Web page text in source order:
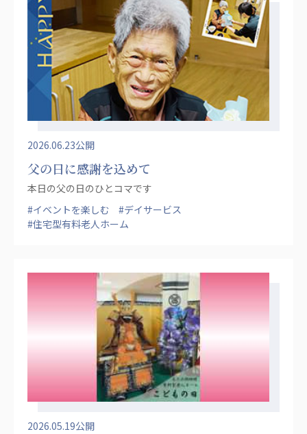
株式会社エネクト 株式会社 G.com R＆M
海外
海外グループ会社
美迪克（上海）商务咨询有限公司
共生（大連）商務諮詢有限公司
台灣善合股份有限公司
Hospital
クヴィアン小学校・カンボジア日本友好共生クヴ
ィアン中学校
NGO共生の家
2026.06.23公開
父の日に感謝を込めて
本日の父の日のひとコマです
#イベントを楽しむ
#デイサービス
#住宅型有料老人ホーム
2026.05.19公開